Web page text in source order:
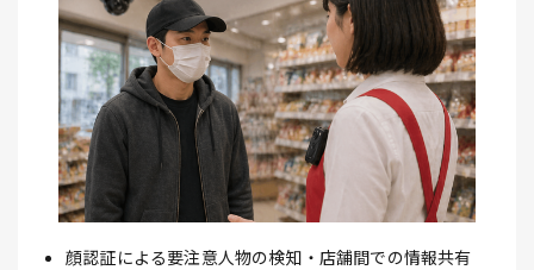
顔認証による要注意人物の検知・店舗間での情報共有